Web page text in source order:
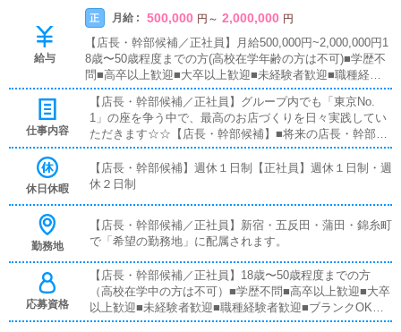
給与
正 月給 : 500,000 円 ～ 2,000,000 円
【店長・幹部候補／正社員】月給500,000円~2,000,000円1
8歳〜50歳程度までの方(高校在学年齢の方は不可)■学歴不
問■高卒以上歓迎■大卒以上歓迎■未経験者歓迎■職種経験
者歓迎■ブランクOK全国総合第1位のウルトラグループで
働いてみたいという方なら、どなたでも大歓迎です！
仕事内容
【店長・幹部候補／正社員】グループ内でも「東京No.
1」の座を争う中で、最高のお店づくりを日々実践してい
ただきます☆☆【店長・幹部候補】■将来の店長・幹部候
補として経験を積んでいただきます。まずは『受付スタッ
フ』と同様に、接客や受付業務からスタートしていただき
ます。業務に慣れてきたら、『キャストの管理』や『経営
こともあります。【正社員】■対面接客業務お客様からの
お問い合わせ対応や、一部店舗においてはご来店されたお
客様の案内をお願いします。予約の確認、会計作業、注意
事項のご案内などを担当していただきます。簡単なマニュ
アルがあり、先輩スタッフについて学びながら業務を覚え
ていけるので、未経験の方でも安心です。■企画の立案店
休日休暇
【店長・幹部候補】週休１日制【正社員】週休１日制・週
休２日制
勤務地
【店長・幹部候補／正社員】新宿・五反田・蒲田・錦糸町
で「希望の勤務地」に配属されます。
応募資格
【店長・幹部候補／正社員】18歳〜50歳程度までの方
（高校在学中の方は不可）■学歴不問■高卒以上歓迎■大卒
以上歓迎■未経験者歓迎■職種経験者歓迎■ブランクOK全
国総合第1位のウルトラグループで働いてみたいという方